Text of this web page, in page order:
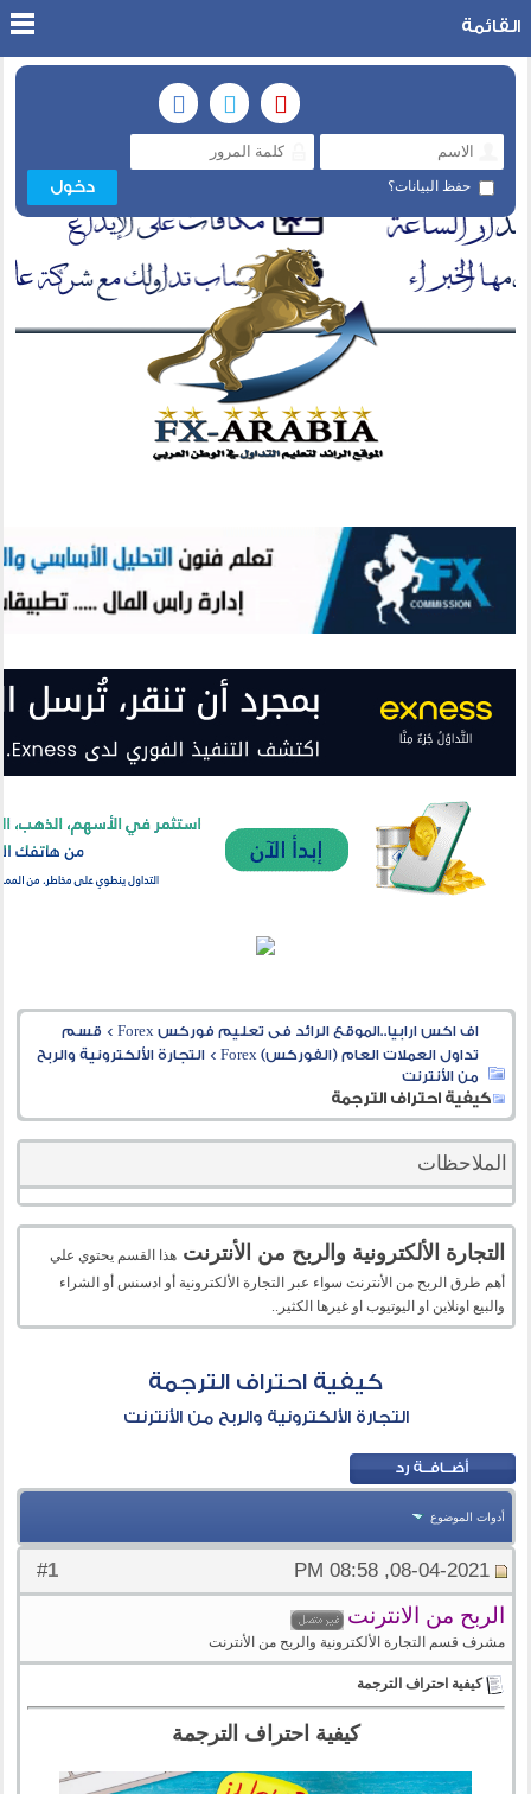
حفظ البيانات؟
القائمة
اف اكس ارابيا..الموقع الرائد فى تعليم فوركس Forex > قسم
تداول العملات العام (الفوركس) Forex
>التجارة الألكترونية والربح
من الأنترنت
كيفية احتراف الترجمة
الملاحظات
التجارة الألكترونية والربح من الأنترنت هذا القسم يحتوي علي
أهم طرق الربح من الأنترنت سواء عبر التجارة الألكترونية أو ادسنس أو الشراء
والبيع اونلاين او اليوتيوب او غيرها الكثير..
كيفية احتراف الترجمة
التجارة الألكترونية والربح من الأنترنت
أدوات الموضوع
#
1 08-04-2021, 08:58 PM
الربح من الانترنت
مشرف قسم التجارة الألكترونية والربح من الأنترنت
كيفية احتراف الترجمة
كيفية احتراف الترجمة